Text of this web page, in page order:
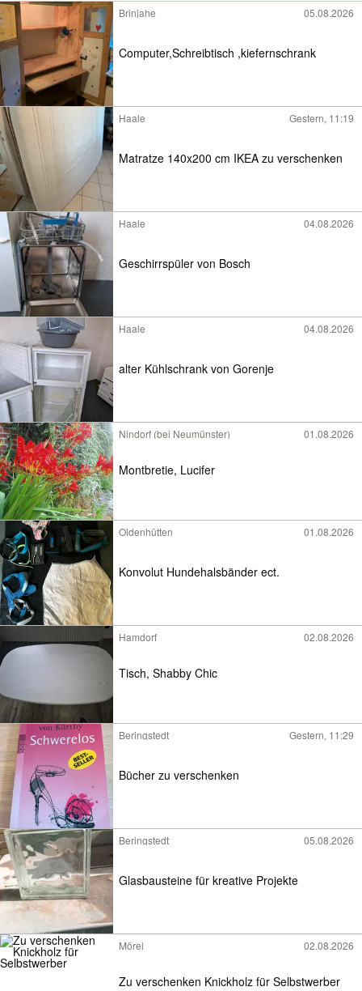
Brinjahe 05.08.2026
Computer,Schreibtisch ,kiefernschrank
Haale Gestern, 11:19
Matratze 140x200 cm IKEA zu verschenken
Haale 04.08.2026
Geschirrspüler von Bosch
Haale 04.08.2026
alter Kühlschrank von Gorenje
Nindorf (bei Neumünster) 01.08.2026
Montbretie, Lucifer
Oldenhütten 01.08.2026
Konvolut Hundehalsbänder ect.
Hamdorf 02.08.2026
Tisch, Shabby Chic
Beringstedt Gestern, 11:29
Bücher zu verschenken
Beringstedt 05.08.2026
Glasbausteine für kreative Projekte
Mörel 02.08.2026
Zu verschenken Knickholz für Selbstwerber